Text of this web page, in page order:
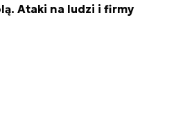
Ataki na ludzi i firmy